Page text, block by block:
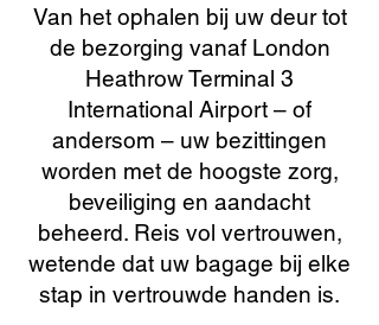
Van het ophalen bij uw deur tot
de bezorging vanaf London
Heathrow Terminal 3
International Airport – of
andersom – uw bezittingen
worden met de hoogste zorg,
beveiliging en aandacht
beheerd. Reis vol vertrouwen,
wetende dat uw bagage bij elke
stap in vertrouwde handen is.